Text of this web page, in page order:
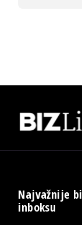
Najvažnije
inboksu